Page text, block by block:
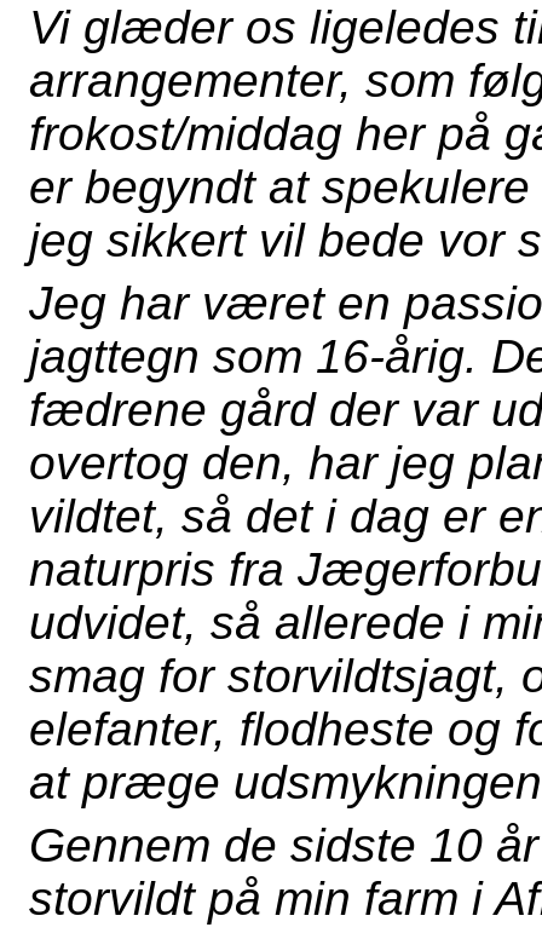
Vi glæder os ligeledes
arrangementer, som
frokost/middag her på
er begyndt at
jeg sikkert vil bede vor
Jeg har været en
jagttegn som 16-årig.
fædrene gård der var
overtog den, har jeg
vildtet, så det i dag er
naturpris fra
udvidet, så allerede i
smag for storvildtsjagt,
elefanter, flodheste og
at præge
Gennem de sidste 10
storvildt på min farm i